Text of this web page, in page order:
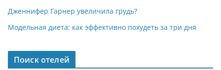
Дженнифер Гарнер увеличила грудь?
Модельная диета: как эффективно похудеть за три дня
Поиск отелей